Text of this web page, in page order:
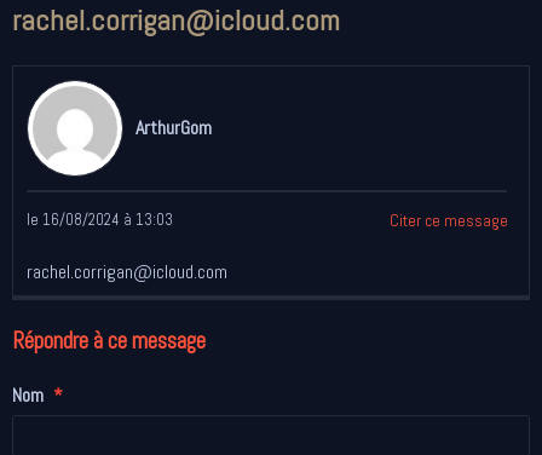
rachel.corrigan@icloud.com
ArthurGom
le 16/08/2024 à 13:03 Citer ce message
rachel.corrigan@icloud.com
Répondre à ce message
Nom